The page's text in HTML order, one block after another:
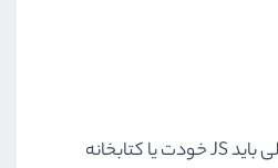
برای رفتارهای تعاملی باید JS خودت یا کتابخانه